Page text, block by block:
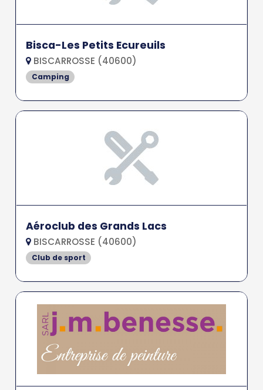
Bisca-Les Petits Ecureuils
BISCARROSSE (40600)
Camping
Aéroclub des Grands Lacs
BISCARROSSE (40600)
Club de sport